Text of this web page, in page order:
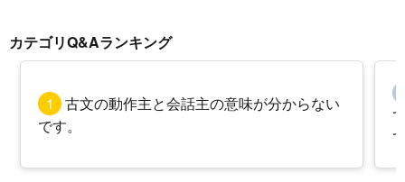
カテゴリQ&Aランキング
1
古文の動作主と会話主の意味が分からない
です。